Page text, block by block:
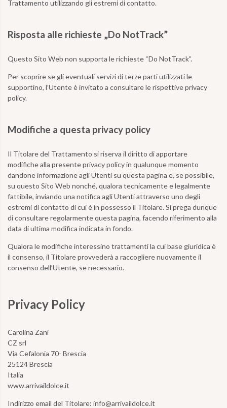
Trattamento utilizzando gli estremi di contatto.
Risposta alle richieste „Do NotTrack”
Questo Sito Web non supporta le richieste “Do NotTrack”.
Per scoprire se gli eventuali servizi di terze parti utilizzati le
supportino, l’Utente è invitato a consultare le rispettive privacy
policy.
Modifiche a questa privacy policy
Il Titolare del Trattamento si riserva il diritto di apportare
modifiche alla presente privacy policy in qualunque momento
dandone informazione agli Utenti su questa pagina e, se possibile,
su questo Sito Web nonché, qualora tecnicamente e legalmente
fattibile, inviando una notifica agli Utenti attraverso uno degli
estremi di contatto di cui è in possesso il Titolare. Si prega dunque
di consultare regolarmente questa pagina, facendo riferimento alla
data di ultima modifica indicata in fondo.
Qualora le modifiche interessino trattamenti la cui base giuridica è
il consenso, il Titolare provvederà a raccogliere nuovamente il
consenso dell’Utente, se necessario.
Privacy Policy
Carolina Zani
CZ srl
Via Cefalonia 70- Brescia
25124 Brescia
Italia
www.arrivaildolce.it
Indirizzo email del Titolare: info@arrivaildolce.it